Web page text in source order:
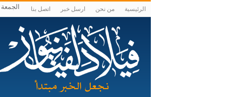
الرئيسية من نحن ارسل خبر اتصل بنا الجمعة ,